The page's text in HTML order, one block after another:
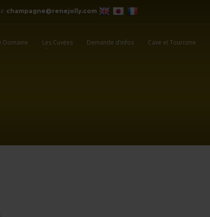
champagne@renejolly.com
Domaine Les Cuvées Demande d’infos Cave et Tourisme